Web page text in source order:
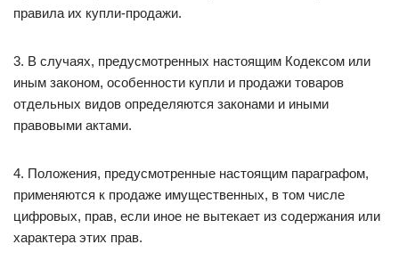
правила их купли-продажи.
3. В случаях, предусмотренных настоящим Кодексом или
иным законом, особенности купли и продажи товаров
отдельных видов определяются законами и иными
правовыми актами.
4. Положения, предусмотренные настоящим параграфом,
применяются к продаже имущественных, в том числе
цифровых, прав, если иное не вытекает из содержания или
характера этих прав.